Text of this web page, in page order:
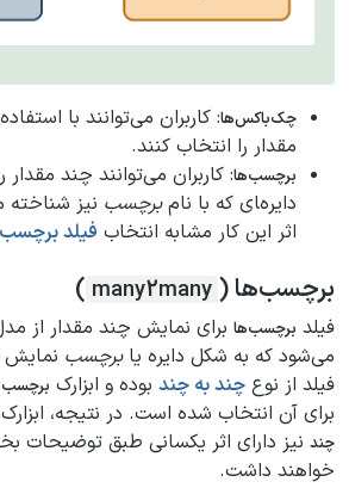
چک‌باکس‌ها: کاربران می‌توانند با
مقدار را انتخاب کنند.
برچسب‌ها: کاربران می‌توانند چند
دایره‌‍ای که با نامبرچسب نیز شناخته
اثر این کار مشابه انتخاب فیلد
برچسب‌ها ( many2many
)
فیلد برچسب‌ها برای نمایش چند مقدار از
می‌شود که به شکل دایره یابرچسب نمایش
فیلد از نوع چند به چند بوده و ابزارک
برای آن انتخاب شده است. در نتیجه،
چند نیز دارای اثر یکسانی طبق توضیحات
خواهند داشت.